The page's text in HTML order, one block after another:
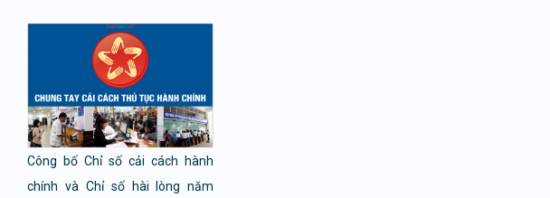
Công bố Chỉ số cải cách hành
chính và Chỉ số hài lòng năm